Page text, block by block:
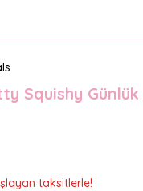
Squishy
taksitlerle!